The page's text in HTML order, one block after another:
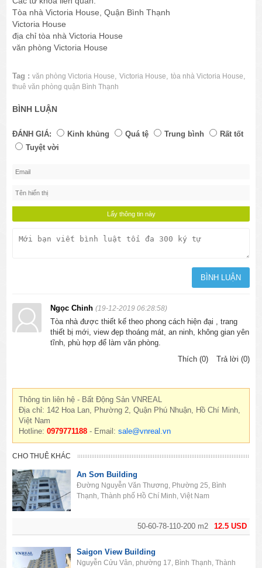
Tòa nhà Victoria House, Quận Bình Thạnh
Victoria House
địa chỉ tòa nhà Victoria House
văn phòng Victoria House
Tag : văn phòng Victoria House,Victoria House,tòa nhà Victoria House,
thuê văn phòng quận Bình Thạnh
BÌNH LUẬN
ĐÁNH GIÁ: Kinh khủng Quá tệ Trung bình
Rất tốt
Tuyệt vời
Ngọc Chinh(19-12-2019 06:28:58)
Tòa nhà được thiết kế theo phong cách hiện đại , trang
thiết bị mới, view đẹp thoáng mát, an ninh, không gian yên
tĩnh, phù hợp để làm văn phòng.
Thích (0)
Trả lời (0)
Thông tin liên hệ - Bất Động Sản VNREAL
Địa chỉ: 142 Hoa Lan, Phường 2, Quận Phú Nhuận, Hồ Chí Minh,
Việt Nam
Hotline:0979771188 - Email:sale@vnreal.vn
CHO THUÊ KHÁC
12.5 USD
50-60-78-110-200 m2
An Sơn Building
Đường Nguyễn Văn Thương, Phường 25, Bình
Thạnh, Thành phố Hồ Chí Minh, Việt Nam
Saigon View Building
Nguyễn Cửu Vân, phường 17, Bình Thạnh, Thành